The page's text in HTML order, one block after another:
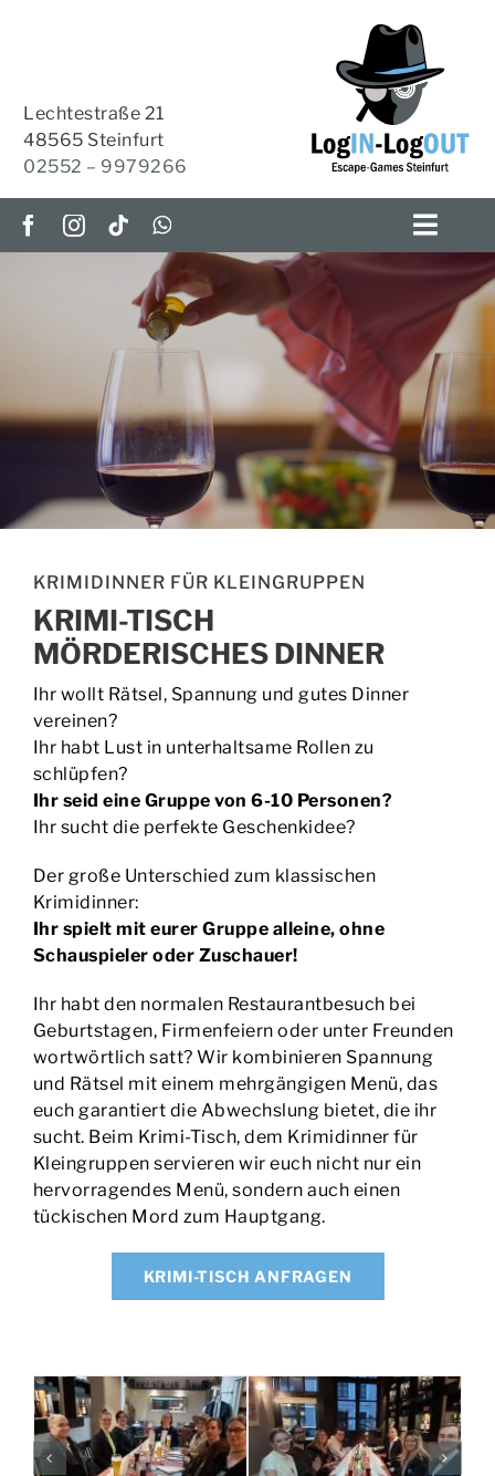
Lechtestraße 21
48565 Steinfurt
02552 – 9979266
ESCAPE-ROOMS
OUTDOOR-ESCAPE
HOME-ESCAPES
KRIMI-TISCH
BUCHEN | PREISE
EVENTS
KONTAKT
KRIMIDINNER FÜR KLEINGRUPPEN
KRIMI-TISCH
MÖRDERISCHES DINNER
Ihr wollt Rätsel, Spannung und gutes Dinner
vereinen?
Ihr habt Lust in unterhaltsame Rollen zu
schlüpfen?
Ihr seid eine Gruppe von 6-10 Personen?
Ihr sucht die perfekte Geschenkidee?
Der große Unterschied zum klassischen
Krimidinner:
Ihr spielt mit eurer Gruppe alleine, ohne
Schauspieler oder Zuschauer!
Ihr habt den normalen Restaurantbesuch bei
Geburtstagen, Firmenfeiern oder unter Freunden
wortwörtlich satt? Wir kombinieren Spannung
und Rätsel mit einem mehrgängigen Menü, das
euch garantiert die Abwechslung bietet, die ihr
sucht. Beim Krimi-Tisch, dem Krimidinner für
Kleingruppen servieren wir euch nicht nur ein
hervorragendes Menü, sondern auch einen
tückischen Mord zum Hauptgang.
KRIMI-TISCH ANFRAGEN